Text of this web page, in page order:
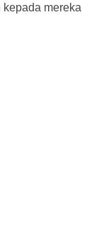
mereka